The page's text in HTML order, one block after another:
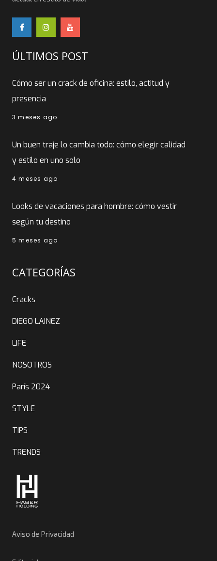
ÚLTIMOS POST
Cómo ser un crack de oficina: estilo, actitud y
presencia
3 meses ago
Un buen traje lo cambia todo: cómo elegir calidad
y estilo en uno solo
4 meses ago
Looks de vacaciones para hombre: cómo vestir
según tu destino
5 meses ago
CATEGORÍAS
Cracks
DIEGO LAINEZ
LIFE
NOSOTROS
París 2024
STYLE
TIPS
TRENDS
Aviso de Privacidad